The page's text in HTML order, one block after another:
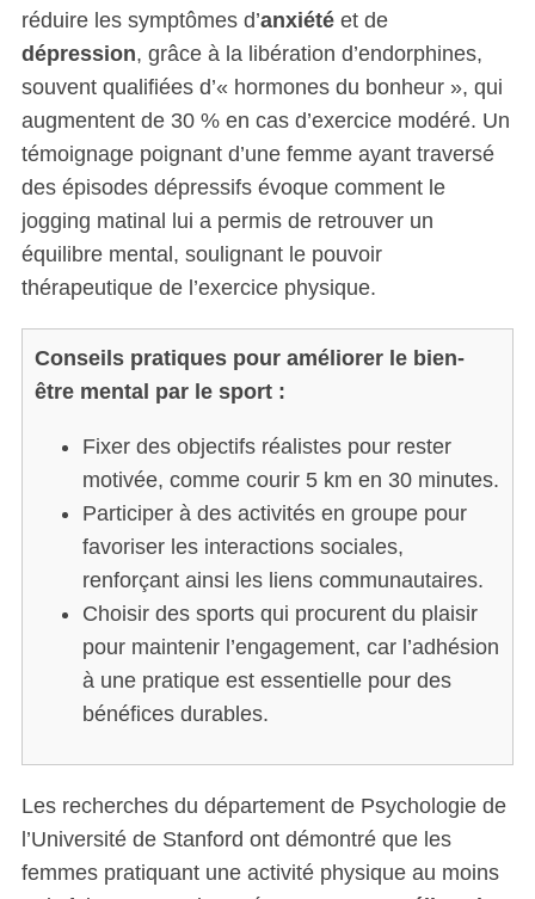
réduire les symptômes d’anxiétéet de
dépression, grâce à la libération d’endorphines,
souvent qualifiées d’« hormones du bonheur », qui
augmentent de 30 % en cas d’exercice modéré. Un
témoignage poignant d’une femme ayant traversé
des épisodes dépressifs évoque comment le
jogging matinal lui a permis de retrouver un
équilibre mental, soulignant le pouvoir
thérapeutique de l’exercice physique.
Conseils pratiques pour améliorer le bien-
être mental par le sport :
Fixer des objectifs réalistes pour rester
motivée, comme courir 5 km en 30 minutes.
Participer à des activités en groupe pour
favoriser les interactions sociales,
renforçant ainsi les liens communautaires.
Choisir des sports qui procurent du plaisir
pour maintenir l’engagement, car l’adhésion
à une pratique est essentielle pour des
bénéfices durables.
Les recherches du département de Psychologie de
l’Université de Stanford ont démontré que les
femmes pratiquant une activité physique au moins